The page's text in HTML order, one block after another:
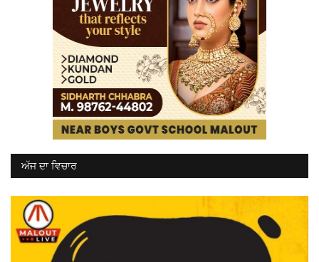
ਅੱਜ ਦਾ ਵਿਚਾਰ